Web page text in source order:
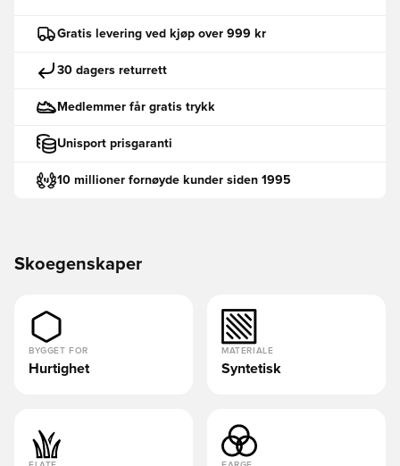
Gratis levering ved kjøp over 999 kr
30 dagers returrett
Medlemmer får gratis trykk
Unisport prisgaranti
10 millioner fornøyde kunder siden 1995
Skoegenskaper
BYGGET FOR
Hurtighet
MATERIALE
Syntetisk